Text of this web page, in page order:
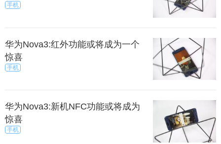
手机
华为Nova3:红外功能或将成为一个
惊喜
手机
华为Nova3:新机NFC功能或将成为
惊喜
手机